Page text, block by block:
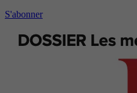
S'abonner